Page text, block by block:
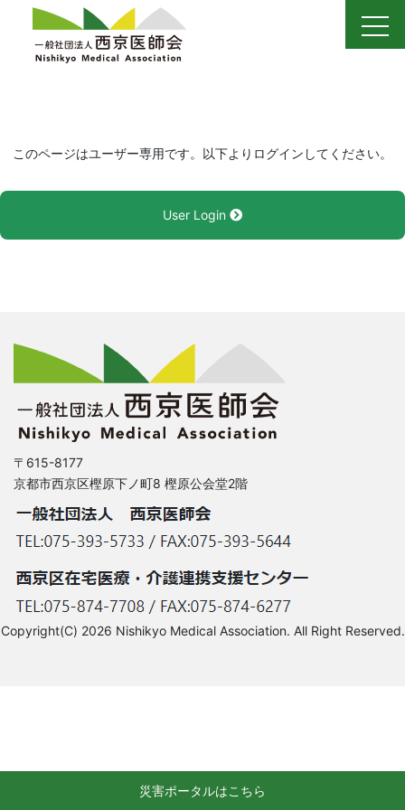
content
このページはユーザー専用です。以下よりログインしてください。
User Login
〒615-8177
京都市西京区樫原下ノ町8 樫原公会堂2階
Copyright(C) 2026 Nishikyo Medical Association. All Right Reserved.
災害ポータルはこちら